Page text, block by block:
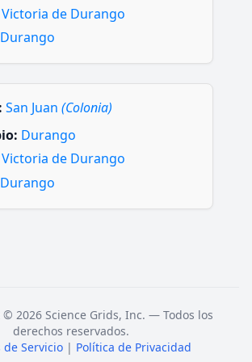
Victoria de Durango
Durango
San Juan (Colonia)
Durango
Victoria de Durango
Durango
© 2026 Science Grids, Inc. — Todos los
derechos reservados.
de Servicio | Política de Privacidad